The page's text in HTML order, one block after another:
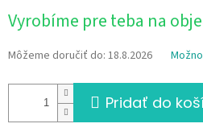
cena:
Vyrobíme pre teba na
Môžeme doručiť do: 18.8.2026
Pridať do